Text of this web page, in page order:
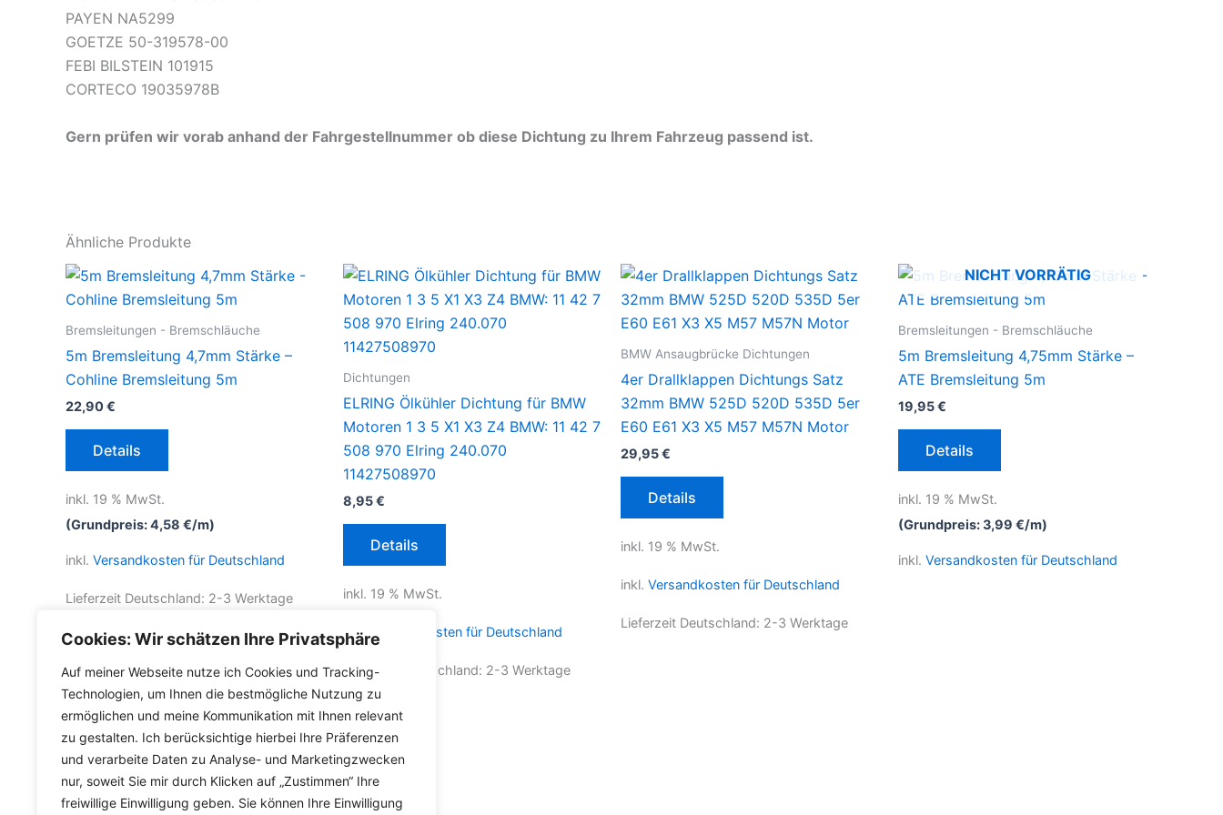
Cookies: Wir schätzen Ihre Privatsphäre
Auf meiner Webseite nutze ich Cookies und Tracking-
Technologien, um Ihnen die bestmögliche Nutzung zu
ermöglichen und meine Kommunikation mit Ihnen relevant
zu gestalten. Ich berücksichtige hierbei Ihre Präferenzen
und verarbeite Daten zu Analyse- und Marketingzwecken
nur, soweit Sie mir durch Klicken auf „Zustimmen“ Ihre
freiwillige Einwilligung geben. Sie können Ihre Einwilligung
PAYEN NA5299
GOETZE 50-319578-00
FEBI BILSTEIN 101915
CORTECO 19035978B
Gern prüfen wir vorab anhand der Fahrgestellnummer ob diese Dichtung zu Ihrem Fahrzeug passend ist.
Ähnliche Produkte
Bremsleitungen - Bremschläuche
5m Bremsleitung 4,7mm Stärke –
Cohline Bremsleitung 5m
22,90€
Details
inkl. 19 % MwSt.
(Grundpreis:4,58 €/m)
inkl. Versandkosten für Deutschland
Lieferzeit Deutschland: 2-3 Werktage
Dichtungen
ELRING Ölkühler Dichtung für BMW
Motoren 1 3 5 X1 X3 Z4 BMW: 11 42 7
508 970 Elring 240.070
11427508970
8,95€
Details
inkl. 19 % MwSt.
inkl. Versandkosten für Deutschland
Lieferzeit Deutschland: 2-3 Werktage
BMW Ansaugbrücke Dichtungen
4er Drallklappen Dichtungs Satz
32mm BMW 525D 520D 535D 5er
E60 E61 X3 X5 M57 M57N Motor
29,95€
Details
inkl. 19 % MwSt.
inkl. Versandkosten für Deutschland
Lieferzeit Deutschland: 2-3 Werktage
NICHT VORRÄTIG
Bremsleitungen - Bremschläuche
5m Bremsleitung 4,75mm Stärke –
ATE Bremsleitung 5m
19,95€
Details
inkl. 19 % MwSt.
(Grundpreis:3,99 €/m)
inkl. Versandkosten für Deutschland